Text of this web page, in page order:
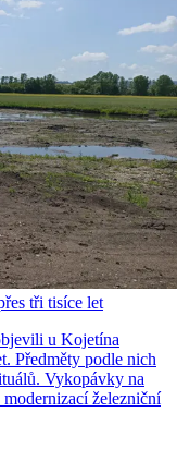
tři tisíce let
u Kojetína
Předměty podle nich
Vykopávky na
železniční